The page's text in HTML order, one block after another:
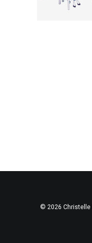
© 2026 Christelle